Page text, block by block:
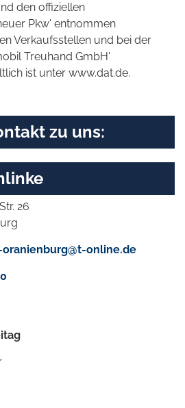
den offiziellen
Pkw' entnommen
Verkaufsstellen und bei der
Treuhand GmbH'
ist unter www.dat.de.
zu uns:
26
online.de